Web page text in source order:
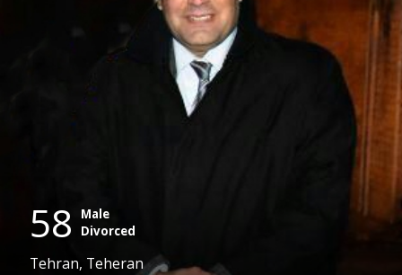
58
Male
Divorced
Tehran, Teheran